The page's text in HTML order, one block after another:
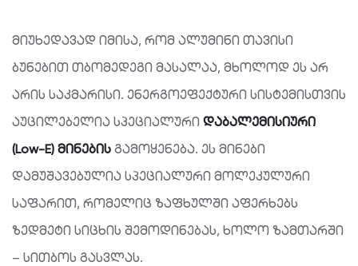
მიუხედავად იმისა, რომ ალუმინი თავისი
ბუნებით თბომედეგი მასალაა, მხოლოდ ეს არ
არის საკმარისი. ენერგოეფექტური სისტემისთვის
აუცილებელია სპეციალური დაბალემისიური
(Low-E) მინების გამოყენება. ეს მინები
დამუშავებულია სპეციალური მოლეკულური
საფარით, რომელიც ზაფხულში აფერხებს
ზედმეტი სიცხის შემოდინებას, ხოლო ზამთარში
– სითბოს გასვლას.